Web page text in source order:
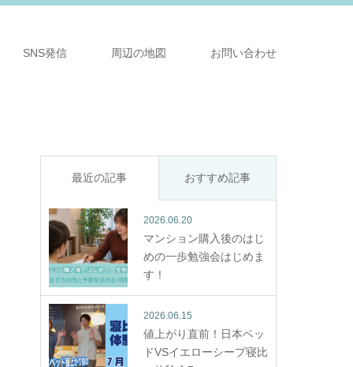
SNS発信 周辺の地図 お問い合わせ
最近の記事 おすすめ記事
2026.06.20
マンション購入後のはじ
めの一歩勉強会はじめま
す！
2026.06.15
値上がり直前！日本ベッ
ドVSイエローシープ寝比